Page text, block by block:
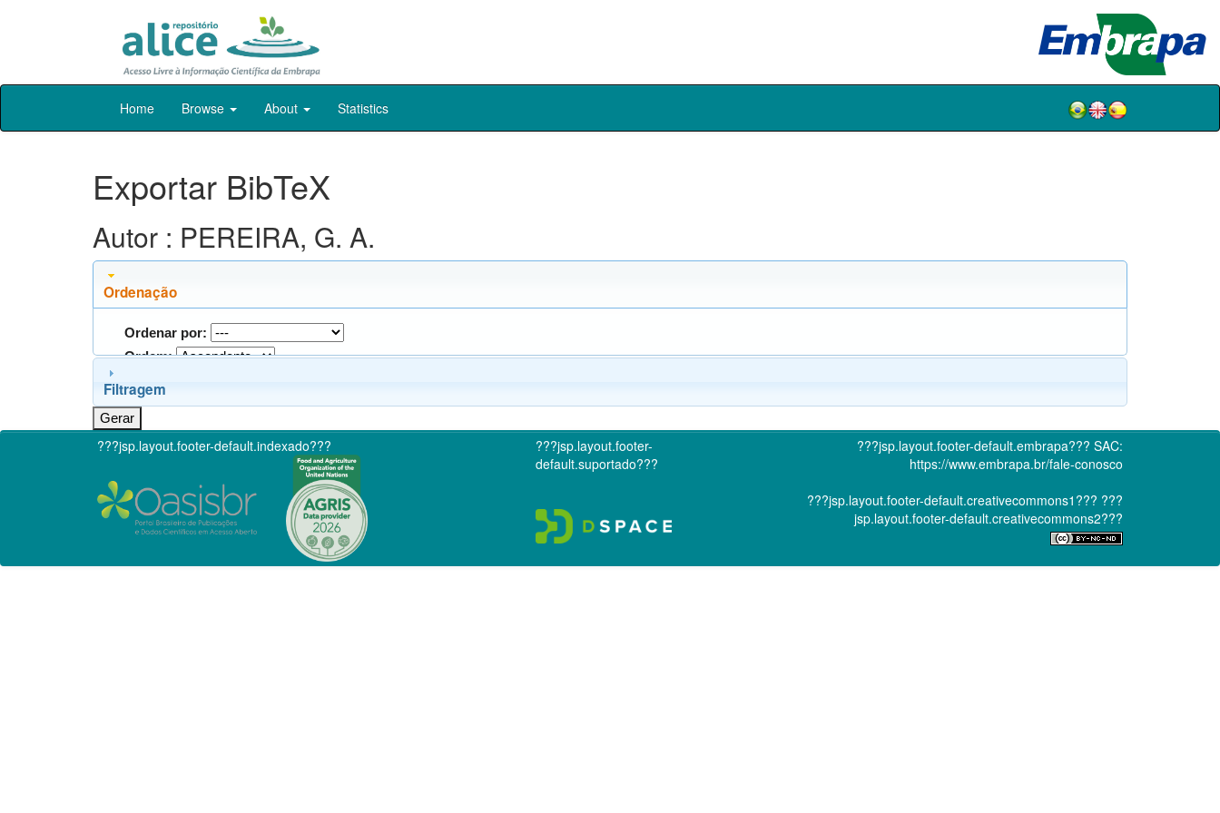
Skip
Home Browse About Statistics
Exportar BibTeX
Autor : PEREIRA, G. A.
Ordenação
Ordenar por:
Ordem:
Filtragem
???jsp.layout.footer-default.indexado???
???jsp.layout.footer-
default.suportado???
???jsp.layout.footer-default.embrapa??? SAC:
https://www.embrapa.br/fale-conosco
???jsp.layout.footer-default.creativecommons1??? ???
jsp.layout.footer-default.creativecommons2???